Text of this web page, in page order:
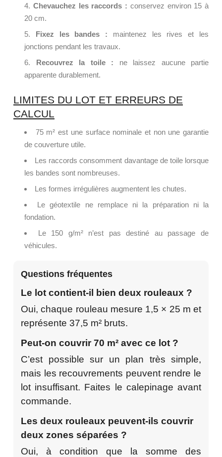
Chevauchez les raccords : conservez environ 15 à
20 cm.
Fixez les bandes : maintenez les rives et les
jonctions pendant les travaux.
Recouvrez la toile : ne laissez aucune partie
apparente durablement.
LIMITES DU LOT ET ERREURS DE
CALCUL
75 m² est une surface nominale et non une garantie
de couverture utile.
Les raccords consomment davantage de toile lorsque
les bandes sont nombreuses.
Les formes irrégulières augmentent les chutes.
Le géotextile ne remplace ni la préparation ni la
fondation.
Le 150 g/m² n’est pas destiné au passage de
véhicules.
Questions fréquentes
Le lot contient-il bien deux rouleaux ?
Oui, chaque rouleau mesure 1,5 × 25 m et
représente 37,5 m² bruts.
Peut-on couvrir 70 m² avec ce lot ?
C’est possible sur un plan très simple,
mais les recouvrements peuvent rendre le
lot insuffisant. Faites le calepinage avant
commande.
Les deux rouleaux peuvent-ils couvrir
deux zones séparées ?
Oui, à condition que la somme des